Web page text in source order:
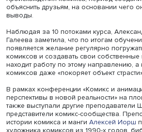
Комиксы являются не только
из самых популярных курсов по
«Медиакоммуникации» из года в год
комиксов в контексте
курсе рассказала его
Галеева, продюсер дирекции
образовательных проектов и
выступление так и называлось:
университете? Опыт
Портрет лучшего студента для
Латышева-Галеева описала так: это